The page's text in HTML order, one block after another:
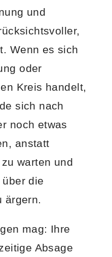
und
Wenn es sich
oder
Kreis handelt,
sich nach
noch etwas
anstatt
warten und
die
ärgern.
mag: Ihre
Absage